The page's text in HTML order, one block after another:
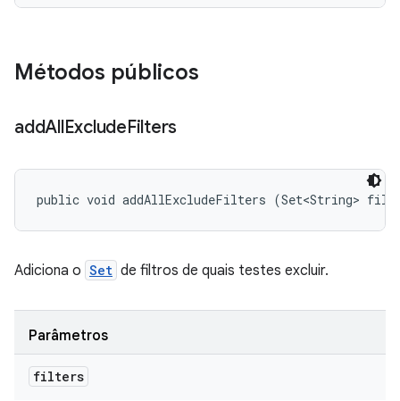
Métodos públicos
addAllExcludeFilters
public void addAllExcludeFilters (Set<String>
Adiciona o Set de filtros de quais testes excluir.
Parâmetros
filters